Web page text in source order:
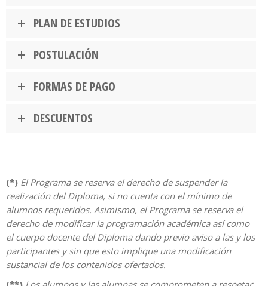
PLAN DE ESTUDIOS
POSTULACIÓN
FORMAS DE PAGO
DESCUENTOS
(*) El Programa se reserva el derecho de suspender la
realización del Diploma, si no cuenta con el mínimo de
alumnos requeridos. Asimismo, el Programa se reserva el
derecho de modificar la programación académica así como
el cuerpo docente del Diploma dando previo aviso a las y los
participantes y sin que esto implique una modificación
sustancial de los contenidos ofertados.